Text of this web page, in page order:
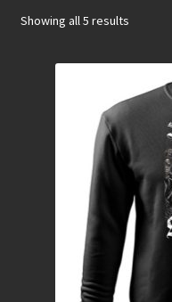
Mikiny
Showing all 5 results